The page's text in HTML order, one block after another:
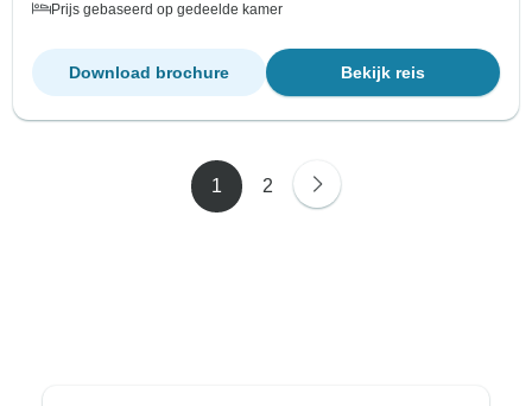
Prijs gebaseerd op gedeelde kamer
Bekijk reis
Download brochure
1 2